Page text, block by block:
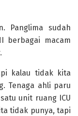
Panglima sudah
berbagai macam
kalau tidak kita
Tenaga ahli paru
unit ruang ICU
tidak punya, tapi